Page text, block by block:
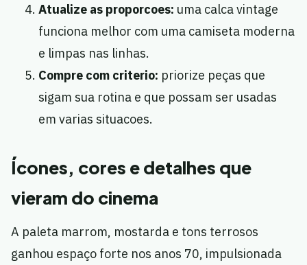
Atualize as proporcoes: uma calca vintage
funciona melhor com uma camiseta moderna
e limpas nas linhas.
Compre com criterio: priorize peças que
sigam sua rotina e que possam ser usadas
em varias situacoes.
Ícones, cores e detalhes que
vieram do cinema
A paleta marrom, mostarda e tons terrosos
ganhou espaço forte nos anos 70, impulsionada